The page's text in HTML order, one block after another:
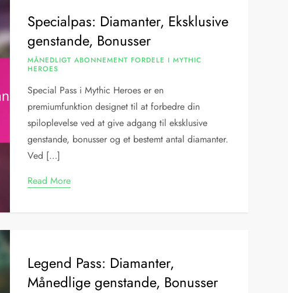
Specialpas: Diamanter, Eksklusive
genstande, Bonusser
MÅNEDLIGT ABONNEMENT FORDELE I MYTHIC
HEROES
Special Pass i Mythic Heroes er en
premiumfunktion designet til at forbedre din
spiloplevelse ved at give adgang til eksklusive
genstande, bonusser og et bestemt antal diamanter.
Ved […]
Read More
Legend Pass: Diamanter,
Månedlige genstande, Bonusser